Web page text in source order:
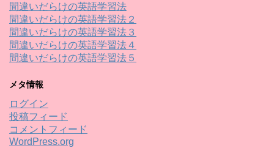
間違いだらけの英語学習法
間違いだらけの英語学習法２
間違いだらけの英語学習法３
間違いだらけの英語学習法４
間違いだらけの英語学習法５
メタ情報
ログイン
投稿フィード
コメントフィード
WordPress.org